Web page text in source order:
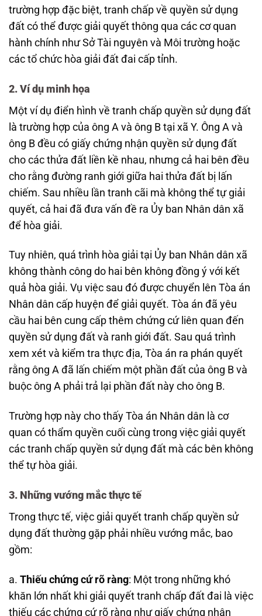
trường hợp đặc biệt, tranh chấp về quyền sử dụng
đất có thể được giải quyết thông qua các cơ quan
hành chính như Sở Tài nguyên và Môi trường hoặc
các tổ chức hòa giải đất đai cấp tỉnh.
2. Ví dụ minh họa
Một ví dụ điển hình về tranh chấp quyền sử dụng đất
là trường hợp của ông A và ông B tại xã Y. Ông A và
ông B đều có giấy chứng nhận quyền sử dụng đất
cho các thửa đất liền kề nhau, nhưng cả hai bên đều
cho rằng đường ranh giới giữa hai thửa đất bị lấn
chiếm. Sau nhiều lần tranh cãi mà không thể tự giải
quyết, cả hai đã đưa vấn đề ra Ủy ban Nhân dân xã
để hòa giải.
Tuy nhiên, quá trình hòa giải tại Ủy ban Nhân dân xã
không thành công do hai bên không đồng ý với kết
quả hòa giải. Vụ việc sau đó được chuyển lên Tòa án
Nhân dân cấp huyện để giải quyết. Tòa án đã yêu
cầu hai bên cung cấp thêm chứng cứ liên quan đến
quyền sử dụng đất và ranh giới đất. Sau quá trình
xem xét và kiểm tra thực địa, Tòa án ra phán quyết
rằng ông A đã lấn chiếm một phần đất của ông B và
buộc ông A phải trả lại phần đất này cho ông B.
Trường hợp này cho thấy Tòa án Nhân dân là cơ
quan có thẩm quyền cuối cùng trong việc giải quyết
các tranh chấp quyền sử dụng đất mà các bên không
thể tự hòa giải.
3. Những vướng mắc thực tế
Trong thực tế, việc giải quyết tranh chấp quyền sử
dụng đất thường gặp phải nhiều vướng mắc, bao
gồm:
a. Thiếu chứng cứ rõ ràng: Một trong những khó
khăn lớn nhất khi giải quyết tranh chấp đất đai là việc
thiếu các chứng cứ rõ ràng như giấy chứng nhận